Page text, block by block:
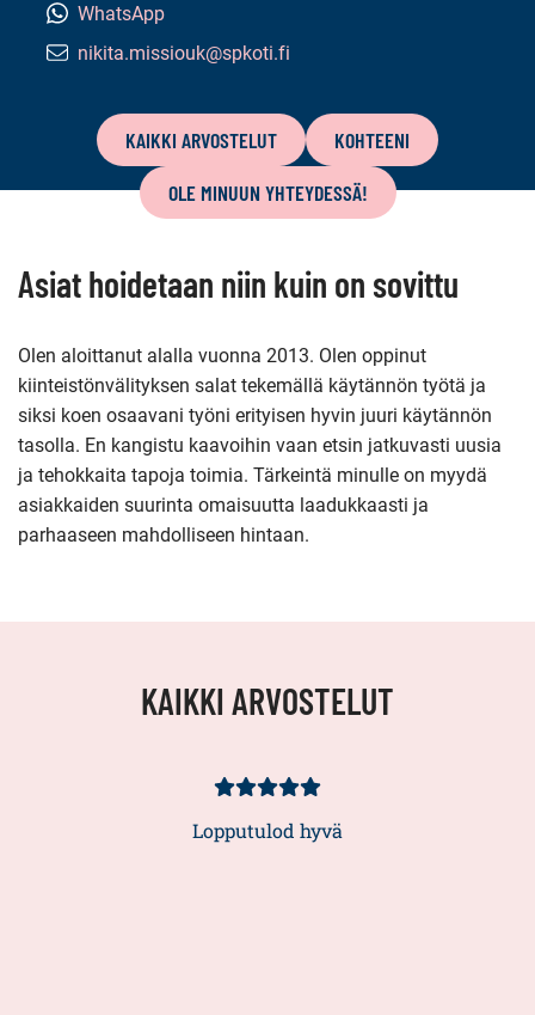
WhatsApp
Sähköpostiosoite:
nikita.missiouk@spkoti.fi
sisältö
KAIKKI ARVOSTELUT
KOHTEENI
OLE MINUUN YHTEYDESSÄ!
Asiat hoidetaan niin kuin on sovittu
Olen aloittanut alalla vuonna 2013. Olen oppinut
kiinteistönvälityksen salat tekemällä käytännön työtä ja
siksi koen osaavani työni erityisen hyvin juuri käytännön
tasolla. En kangistu kaavoihin vaan etsin jatkuvasti uusia
ja tehokkaita tapoja toimia. Tärkeintä minulle on myydä
asiakkaiden suurinta omaisuutta laadukkaasti ja
parhaaseen mahdolliseen hintaan.
KAIKKI ARVOSTELUT
Asiakasarvio
Lopputulod hyvä